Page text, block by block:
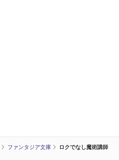
ファンタジア文庫
ロクでなし魔術講師